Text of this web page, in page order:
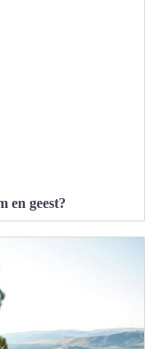
en geest?